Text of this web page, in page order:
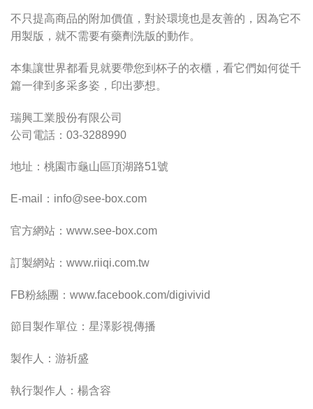
不只提高商品的附加價值，對於環境也是友善的，因為它不
用製版，就不需要有藥劑洗版的動作。
本集讓世界都看見就要帶您到杯子的衣櫃，看它們如何從千
篇一律到多采多姿，印出夢想。
瑞興工業股份有限公司
公司電話：03-3288990
地址：桃園市龜山區頂湖路51號
E-mail： info@see-box.com
官方網站：www.see-box.com
訂製網站：www.riiqi.com.tw
FB粉絲團：www.facebook.com/digivivid
節目製作單位：星澤影視傳播
製作人：游祈盛
執行製作人：楊含容